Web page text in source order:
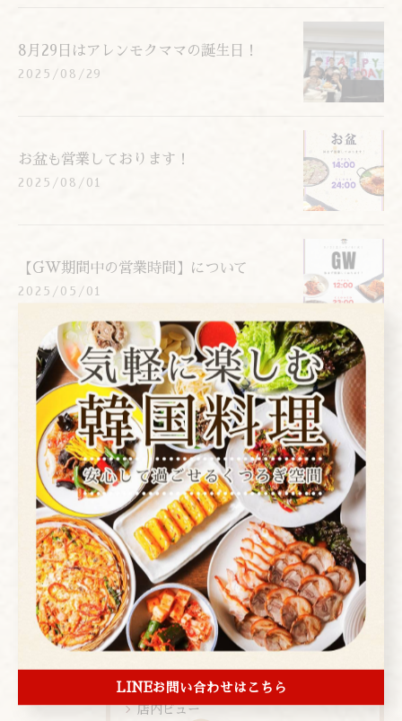
8月29日はアレンモクママの誕生日！
2025/08/29
お盆も営業しております！
2025/08/01
【GW期間中の営業時間】について
2025/05/01
1 2 3 4 5 ... 31
カテゴリー Categories
全てのカテゴリー
焼肉
コース
お酒
ランチ
ディナー
店内ビュー
LINEお問い合わせはこちら